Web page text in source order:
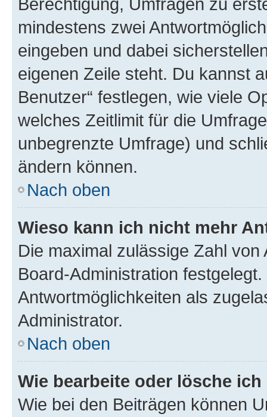
mindestens zwei
eingeben und dabei
eigenen Zeile steht. Du kannst
Benutzer“ festlegen, wie viele
welches Zeitlimit für die
unbegrenzte Umfrage) und
ändern können.
Nach oben
Wieso kann ich nicht mehr
Die maximal zulässige Zahl
Board-Administration
Antwortmöglichkeiten als
Administrator.
Nach oben
Wie bearbeite oder lösche
Wie bei den Beiträgen können